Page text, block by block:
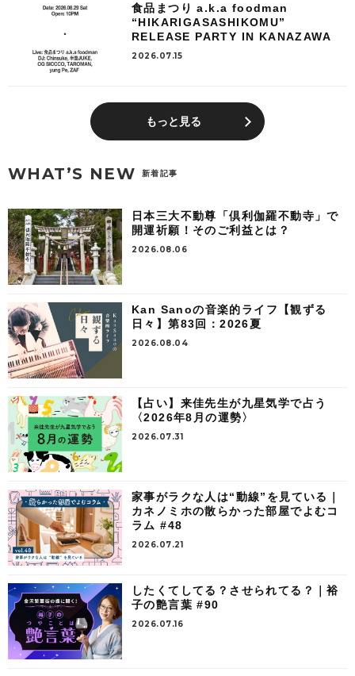
食品まつり a.k.a foodman
“HIKARIGASASHIKOMU”
RELEASE PARTY IN KANAZAWA
2026.07.15
もっと見る
WHAT’S NEW 新着記事
日本三大不動尊「倶利伽羅不動寺」で
開運祈願！そのご利益とは？
2026.08.06
Kan Sanoの音楽的ライフ【観ずる
日々】第83回：2026夏
2026.08.04
【占い】来佳先生が九星気学で占う
〈2026年8月の運勢〉
2026.07.31
家事がラクな人は“動線”を見ている｜
カネノミホの散らかった部屋でよむコ
ラム #48
2026.07.21
したくてしてる？させられてる？｜裕
子の艶言葉 #90
2026.07.16